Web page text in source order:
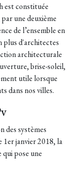
est constituée
une deuxième
de l’ensemble en
plus d'architectes
architecturale
brise-soleil,
utile lorsque
dans nos villes.
systèmes
1er janvier 2018, la
pose une